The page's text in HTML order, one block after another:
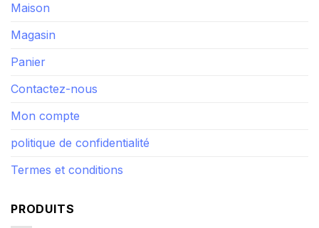
Maison
Magasin
Panier
Contactez-nous
Mon compte
politique de confidentialité
Termes et conditions
PRODUITS